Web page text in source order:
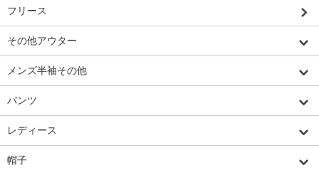
フリース
その他アウター
メンズ半袖その他
パンツ
レディース
帽子